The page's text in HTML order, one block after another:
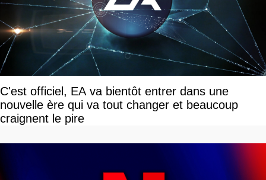
C'est officiel, EA va bientôt entrer dans une
nouvelle ère qui va tout changer et beaucoup
craignent le pire